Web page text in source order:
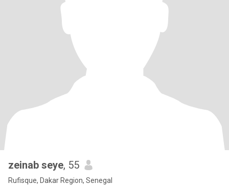
zeinab seye, 55
Rufisque, Dakar Region, Senegal